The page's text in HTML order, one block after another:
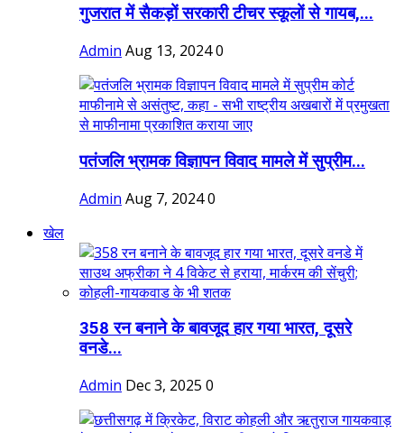
गुजरात में सैकड़ों सरकारी टीचर स्कूलों से गायब,...
Admin Aug 13, 20240
पतंजलि भ्रामक विज्ञापन विवाद मामले में सुप्रीम...
Admin Aug 7, 20240
खेल
358 रन बनाने के बावजूद हार गया भारत, दूसरे
वनडे...
Admin Dec 3, 2025 0